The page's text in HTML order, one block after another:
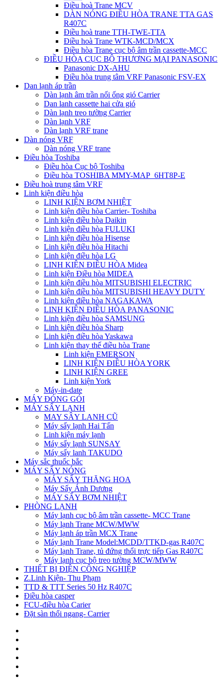
Điều hoà Trane MCV
DÀN NÓNG ĐIỀU HÒA TRANE TTA GAS
R407C
Điều hoà trane TTH-TWE-TTA
Điều hoà Trane WTK-MCD/MCX
Điều hòa Trane cục bộ âm trần cassette-MCC
ĐIỀU HÒA CỤC BỘ THƯƠNG MẠI PANASONIC
Panasonic DX-AHU
Điều hòa trung tâm VRF Panasonic FSV-EX
Dan lạnh áp trần
Dàn lạnh âm trần nối ống gió Carrier
Dan lanh cassette hai cửa gió
Dàn lạnh treo tường Carrier
Dàn lạnh VRF
Dàn lạnh VRF trane
Dàn nóng VRF
Dàn nóng VRF trane
Điều hòa Toshiba
Điều hòa Cục bộ Toshiba
Điều hòa TOSHIBA MMY-MAP_6HT8P-E
Điều hoà trung tâm VRF
Linh kiện điều hòa
LINH KIỆN BƠM NHIỆT
Linh kiện điều hòa Carrier- Toshiba
Linh kiện điều hòa Daikin
Linh kiện điều hòa FULUKI
Linh kiện điều hòa Hisense
Linh kiện điều hòa Hitachi
Linh kiện điều hòa LG
LINH KIỆN ĐIỀU HÒA Midea
Linh kiện Điều hòa MIDEA
Linh kiện điều hòa MITSUBISHI ELECTRIC
Linh kiện điều hòa MITSUBISHI HEAVY DUTY
Linh kiện điều hòa NAGAKAWA
LINH KIỆN ĐIỀU HÒA PANASONIC
Linh kiện điều hòa SAMSUNG
Linh kiện điều hòa Sharp
Linh kiện điều hòa Yaskawa
Linh kiện thay thế điều hòa Trane
Linh kiện EMERSON
LINH KIỆN ĐIỀU HÒA YORK
LINH KIỆN GREE
Linh kiện York
Máy-in-date
MÁY ĐÓNG GÓI
MÁY SẤY LẠNH
MAY SÂY LANH CŨ
Máy sấy lạnh Hai Tấn
Linh kiện máy lạnh
Máy sấy lạnh SUNSAY
Máy sấy lanh TAKUDO
Máy sắc thuốc bắc
MÁY SẤY NÓNG
MÁY SẤY THĂNG HOA
Máy Sấy Ánh Dương
MÁY SẤY BƠM NHIỆT
PHÒNG LẠNH
Máy lạnh cục bộ âm trần cassette- MCC Trane
Máy lạnh Trane MCW/MWW
Máy lạnh áp trần MCX Trane
Máy lạnh Trane Model:MCDD/TTKD-gas R407C
Máy lạnh Trane, tủ đứng thổi trực tiếp Gas R407C
Máy lạnh cục bộ treo tường MCW/MWW
THIẾT BỊ ĐIỆN CÔNG NGHIỆP
Z.Linh Kiện- Thu Phạm
TTD & TTT Series 50 Hz R407C
Điều hòa casper
FCU-điều hòa Carier
Đặt sàn thổi ngang- Carrier